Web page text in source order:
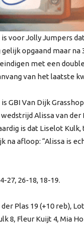
voor Jolly Jumpers
opgaand maar na
met een
van het laatste
GBI Van Dijk
Alissa van
is dat Liselot
na afloop: “Alissa is
27, 26-18, 18-19.
Plas 19 (+10 reb),
8, Fleur Kuijt 4, Mia